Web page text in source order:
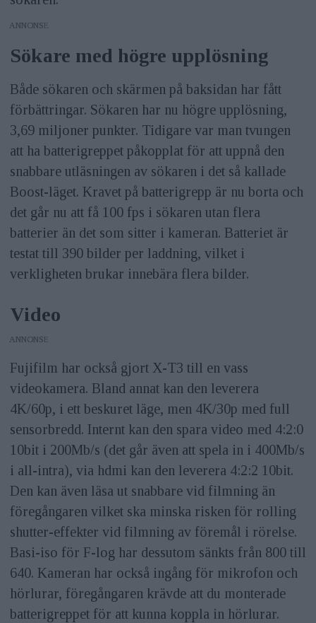
ANNONS
Sökare med högre upplösning
Både sökaren och skärmen på baksidan har fått
förbättringar. Sökaren har nu högre upplösning,
3,69 miljoner punkter. Tidigare var man tvungen
att ha batterigreppet påkopplat för att uppnå den
snabbare utläsningen av sökaren i det så kallade
Boost-läget. Kravet på batterigrepp är nu borta och
det går nu att få 100 fps i sökaren utan flera
batterier än det som sitter i kameran. Batteriet är
testat till 390 bilder per laddning, vilket i
verkligheten brukar innebära flera bilder.
Video
ANNONS
Fujifilm har också gjort X-T3 till en vass
videokamera. Bland annat kan den leverera
4K/60p, i ett beskuret läge, men 4K/30p med full
sensorbredd. Internt kan den spara video med 4:2:0
10bit i 200Mb/s (det går även att spela in i 400Mb/s
i all-intra), via hdmi kan den leverera 4:2:2 10bit.
Den kan även läsa ut snabbare vid filmning än
föregångaren vilket ska minska risken för rolling
shutter-effekter vid filmning av föremål i rörelse.
Basi-iso för F-log har dessutom sänkts från 800 till
640. Kameran har också ingång för mikrofon och
hörlurar, föregångaren krävde att du monterade
batterigreppet för att kunna koppla in hörlurar.